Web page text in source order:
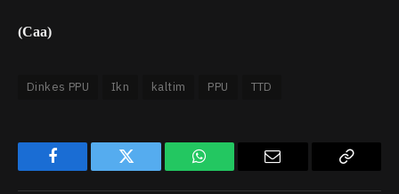
(Caa)
Dinkes PPU Ikn kaltim PPU TTD
Facebook Twitter WhatsApp Email
Copy